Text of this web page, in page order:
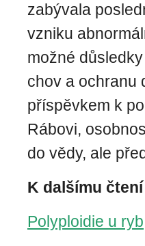
zabývala
vzniku
možné
chov a ochranu
příspěvkem k
Rábovi,
do vědy, ale
K dalšímu
Polyploidie u ryb